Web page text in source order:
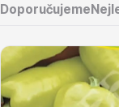
Doporučujeme